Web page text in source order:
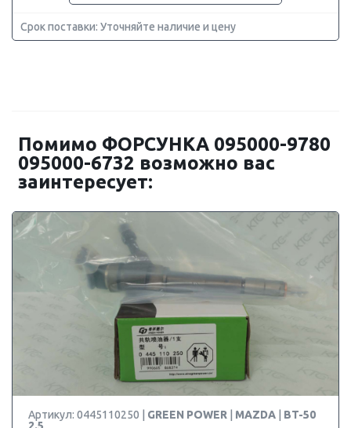
Срок поставки: Уточняйте наличие и цену
Помимо ФОРСУНКА 095000-9780
095000-6732 возможно вас
заинтересует:
Артикул: 0445110250 | GREEN POWER MAZDA
BT-50